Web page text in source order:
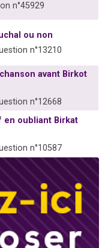
n°45929
ou non
n°13210
avant Birkot
n°12668
en oubliant Birkat
n°10587